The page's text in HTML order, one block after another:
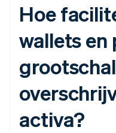
Hoe
wallets
activa?